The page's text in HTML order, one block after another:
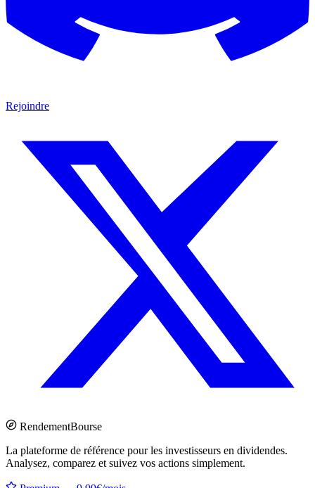
Rejoindre
RendementBourse
La plateforme de référence pour les investisseurs en dividendes.
Analysez, comparez et suivez vos actions simplement.